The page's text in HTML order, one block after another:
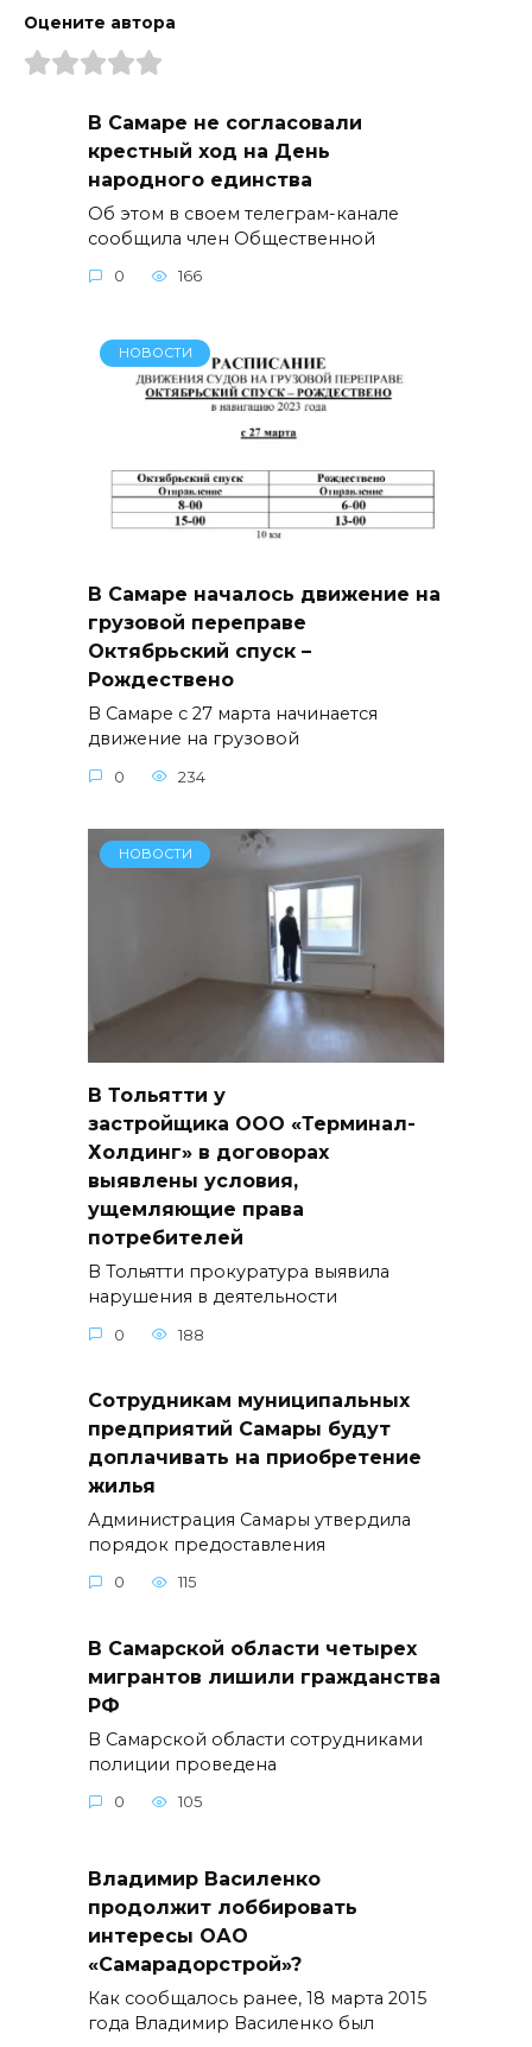
Оцените автора
В Самаре не согласовали
крестный ход на День
народного единства
Об этом в своем телеграм-канале
сообщила член Общественной
0 166
НОВОСТИ
В Самаре началось движение на
грузовой переправе
Октябрьский спуск –
Рождествено
В Самаре с 27 марта начинается
движение на грузовой
0 234
НОВОСТИ
В Тольятти у
застройщика ООО «Терминал-
Холдинг» в договорах
выявлены условия,
ущемляющие права
потребителей
В Тольятти прокуратура выявила
нарушения в деятельности
0 188
Сотрудникам муниципальных
предприятий Самары будут
доплачивать на приобретение
жилья
Администрация Самары утвердила
порядок предоставления
0 115
В Самарской области четырех
мигрантов лишили гражданства
РФ
В Самарской области сотрудниками
полиции проведена
0 105
Владимир Василенко
продолжит лоббировать
интересы ОАО
«Самарадорстрой»?
Как сообщалось ранее, 18 марта 2015
года Владимир Василенко был